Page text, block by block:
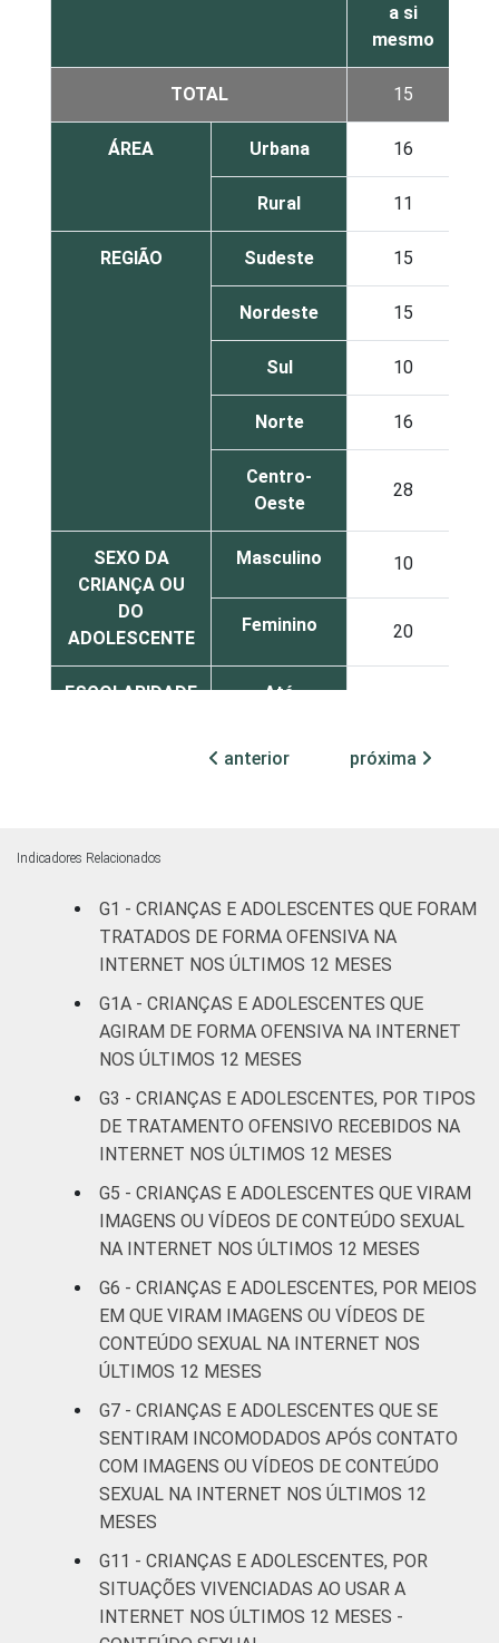
a si
mesmo
TOTAL 15
ÁREA Urbana 16
Rural 11
REGIÃO Sudeste 15
Nordeste 15
Sul 10
Norte 16
Centro-
Oeste
28
SEXO DA
CRIANÇA OU
DO
ADOLESCENTE
Masculino 10
Feminino 20
ESCOLARIDADE
Até
mais
FAIXA ETÁRIA
OU DO
ADOLESCENTE
De 9 a 10
De 11 a 12
anos
De 13 a 14
anos
19
anos
17
RENDA
FAMILIAR
Até 1 SM 12
Mais de 1
SM até 2 SM
17
SM até 3 SM
13
Mais de 3
Não tem
renda
34
anterior próxima
Indicadores Relacionados
G1 - CRIANÇAS E ADOLESCENTES QUE FORAM
TRATADOS DE FORMA OFENSIVA NA
INTERNET NOS ÚLTIMOS 12 MESES
G1A - CRIANÇAS E ADOLESCENTES QUE
AGIRAM DE FORMA OFENSIVA NA INTERNET
NOS ÚLTIMOS 12 MESES
G3 - CRIANÇAS E ADOLESCENTES, POR TIPOS
DE TRATAMENTO OFENSIVO RECEBIDOS NA
INTERNET NOS ÚLTIMOS 12 MESES
G5 - CRIANÇAS E ADOLESCENTES QUE VIRAM
IMAGENS OU VÍDEOS DE CONTEÚDO SEXUAL
NA INTERNET NOS ÚLTIMOS 12 MESES
G6 - CRIANÇAS E ADOLESCENTES, POR MEIOS
EM QUE VIRAM IMAGENS OU VÍDEOS DE
CONTEÚDO SEXUAL NA INTERNET NOS
ÚLTIMOS 12 MESES
G7 - CRIANÇAS E ADOLESCENTES QUE SE
SENTIRAM INCOMODADOS APÓS CONTATO
COM IMAGENS OU VÍDEOS DE CONTEÚDO
SEXUAL NA INTERNET NOS ÚLTIMOS 12
MESES
G11 - CRIANÇAS E ADOLESCENTES, POR
SITUAÇÕES VIVENCIADAS AO USAR A
INTERNET NOS ÚLTIMOS 12 MESES -